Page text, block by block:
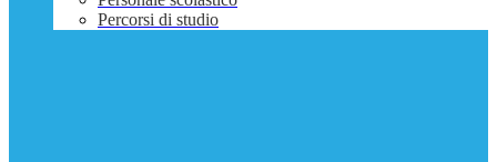
Percorsi di studio